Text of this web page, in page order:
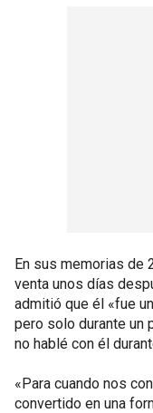
En sus memorias de
venta unos días
admitió que él «fue
pero solo durante un
no hablé con él
«Para cuando nos
convertido en una